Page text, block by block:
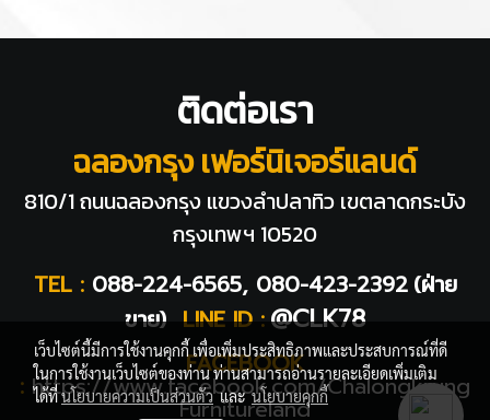
ติดต่อเรา
ฉลองกรุง เฟอร์นิเจอร์แลนด์
810/1 ถนนฉลองกรุง แขวงลำปลาทิว เขตลาดกระบัง
กรุงเทพฯ 10520
TEL : 088-224-6565, 080-423-2392 (ฝ่าย
ขาย) LINE ID : @CLK78
FACEBOOK
: https://www.facebook.com/Chalongkrung
Furnitureland
เว็บไซต์นี้มีการใช้งานคุกกี้ เพื่อเพิ่มประสิทธิภาพและประสบการณ์ที่ดี
ในการใช้งานเว็บไซต์ของท่าน ท่านสามารถอ่านรายละเอียดเพิ่มเติม
ได้ที่นโยบายความเป็นส่วนตัวและนโยบายคุกกี้